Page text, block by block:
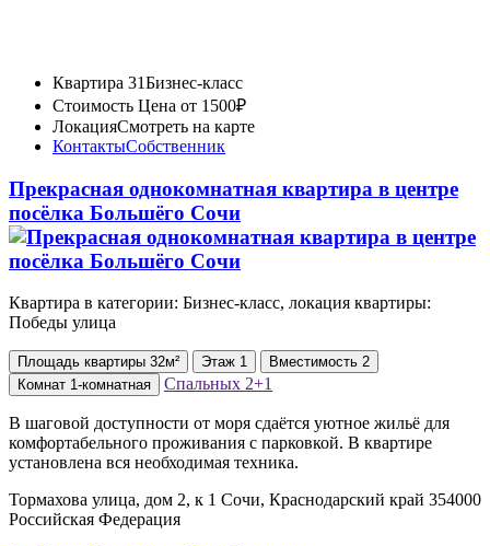
Квартира 31Бизнес-класс
Стоимость Цена от 1500₽
ЛокацияСмотреть на карте
КонтактыСобственник
Прекрасная однокомнатная квартира в центре
посёлка Большёго Сочи
Квартира в категории: Бизнес-класс, локация квартиры:
Победы улица
Площадь квартиры 32м² Этаж 1 Вместимость 2
Комнат 1-комнатная Спальных 2+1
В шаговой доступности от моря сдаётся уютное жильё для
комфортабельного проживания с парковкой. В квартире
установлена вся необходимая техника.
Тормахова улица, дом 2, к 1 Сочи, Краснодарский край 354000
Российская Федерация